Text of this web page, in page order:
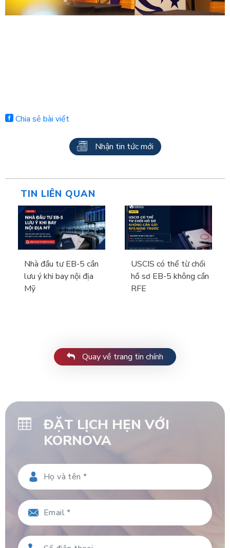
Chia sẻ bài viết
Nhận tin tức mới
TIN LIÊN QUAN
Nhà đầu tư EB-5 cần
lưu ý khi bay nội địa
Mỹ
USCIS có thể từ chối
hồ sơ EB-5 không cần
RFE
Quay về trang tin chính
ĐẶT LỊCH HẸN VỚI
KORNOVA